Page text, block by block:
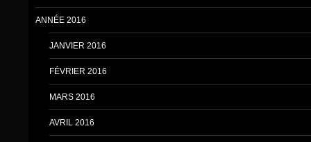
ANNÉE 2016
JANVIER 2016
FÉVRIER 2016
MARS 2016
AVRIL 2016